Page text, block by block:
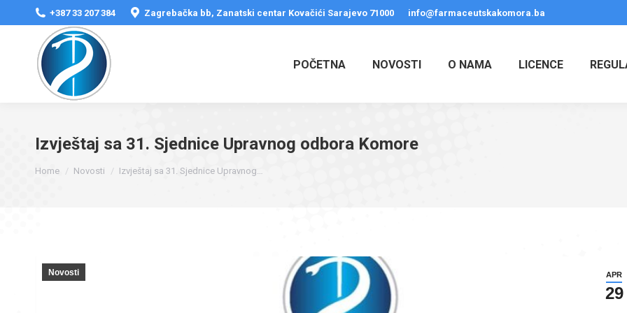
+387 33 207 384 Zagrebačka bb, Zanatski centar Kovačići Sarajevo 71000 info@farmaceutskakomora.ba
POČETNA NOVOSTI O NAMA LICENCE
Izvještaj sa 31. Sjednice Upravnog odbora Komore
Home Novosti Izvještaj sa 31. Sjednice Upravnog…
APR
29
Novosti